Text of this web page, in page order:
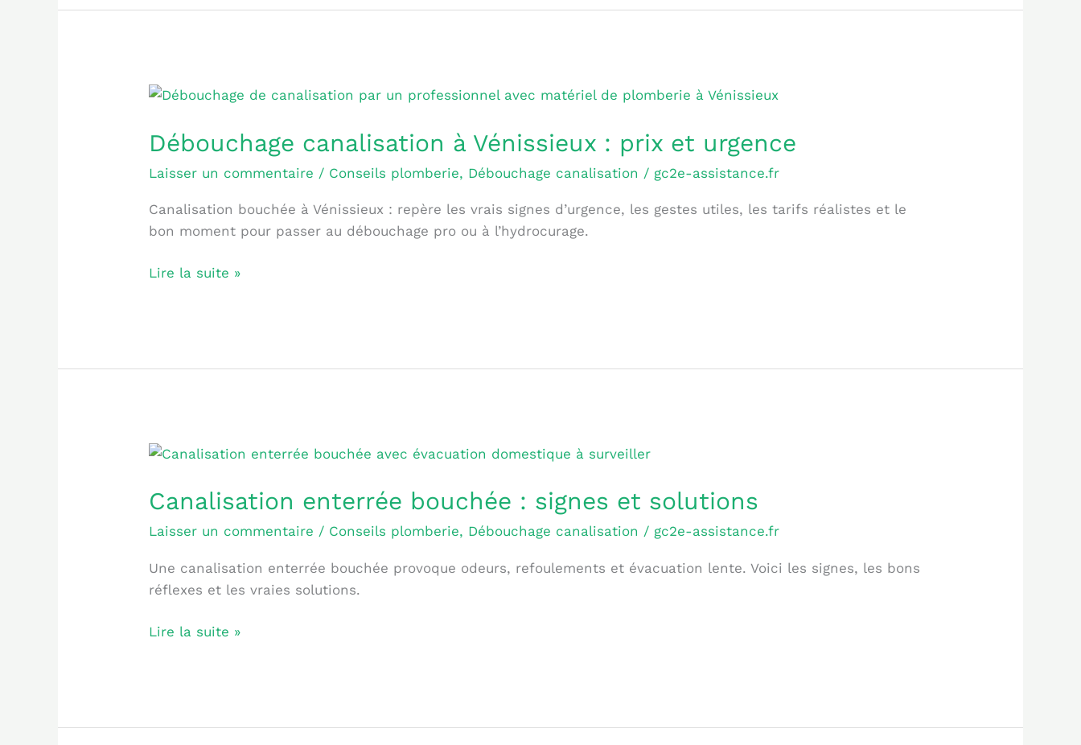
Débouchage canalisation à Vénissieux : prix et urgence
Laisser un commentaire / Conseils plomberie, Débouchage canalisation / gc2e-assistance.fr
Canalisation bouchée à Vénissieux : repère les vrais signes d’urgence, les gestes utiles, les tarifs réalistes et le
bon moment pour passer au débouchage pro ou à l’hydrocurage.
Débouchage
à
:
prix
et
Lire la suite »
Canalisation enterrée bouchée : signes et solutions
Laisser un commentaire / Conseils plomberie, Débouchage canalisation / gc2e-assistance.fr
Une canalisation enterrée bouchée provoque odeurs, refoulements et évacuation lente. Voici les signes, les bons
réflexes et les vraies solutions.
Canalisation
bouchée
signes
et
solutions
Lire la suite »